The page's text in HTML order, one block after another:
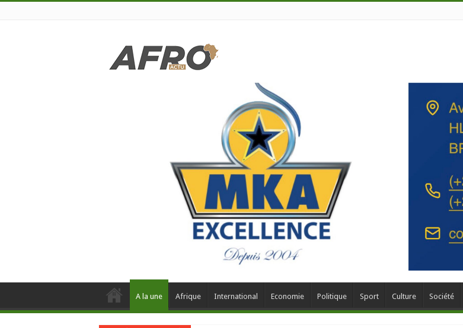
A la une Afrique International Economie Politique Sport Culture Société